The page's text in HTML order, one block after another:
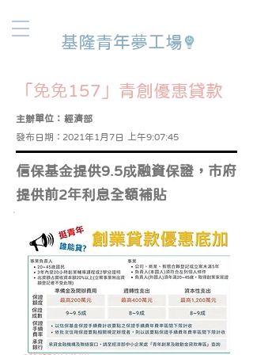
基隆青年夢工場
「免免157」青創優惠貸款
主辦單位：
發布日期：
經濟部
2021年1月7日 上午9:07:45
信保基金提供9.5成融資保證，市府
提供前2年利息全額補貼